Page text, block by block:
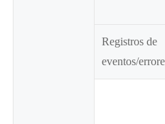
Registros de
eventos/